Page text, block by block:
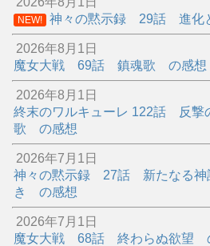
NEW! 神々の黙示録 29話 進化
2026年8月1日
魔女大戦 69話 鎮魂歌 の感想
2026年8月1日
終末のワルキューレ 122話 反
歌 の感想
2026年7月1日
神々の黙示録 27話 新たなる
き の感想
2026年7月1日
魔女大戦 68話 終わらぬ欲望